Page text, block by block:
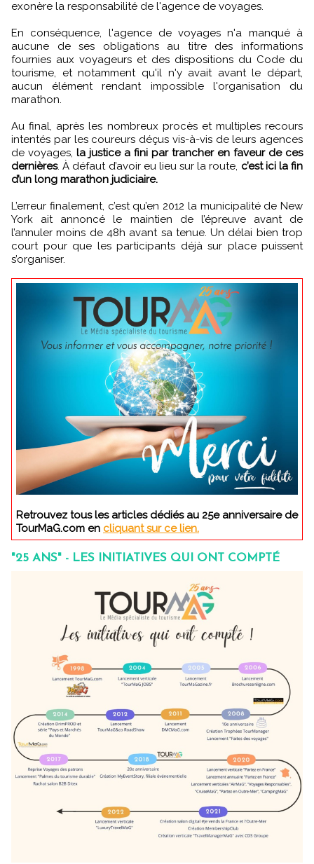
exonère la responsabilité de l'agence de voyages.
En conséquence, l'agence de voyages n'a manqué à
aucune de ses obligations au titre des informations
fournies aux voyageurs et des dispositions du Code du
tourisme, et notamment qu'il n'y avait avant le départ,
aucun élément rendant impossible l'organisation du
marathon.
Au final, après les nombreux procès et multiples recours
intentés par les coureurs déçus vis-à-vis de leurs agences
de voyages, la justice a fini par trancher en faveur de ces
dernières. À défaut d’avoir eu lieu sur la route, c’est ici la fin
d’un long marathon judiciaire.
L’erreur finalement, c’est qu’en 2012 la municipalité de New
York ait annoncé le maintien de l’épreuve avant de
l’annuler moins de 48h avant sa tenue. Un délai bien trop
court pour que les participants déjà sur place puissent
s’organiser.
Retrouvez tous les articles dédiés au 25e anniversaire de
TourMaG.com en cliquant sur ce lien.
"25 ANS" - LES INITIATIVES QUI ONT COMPTÉ